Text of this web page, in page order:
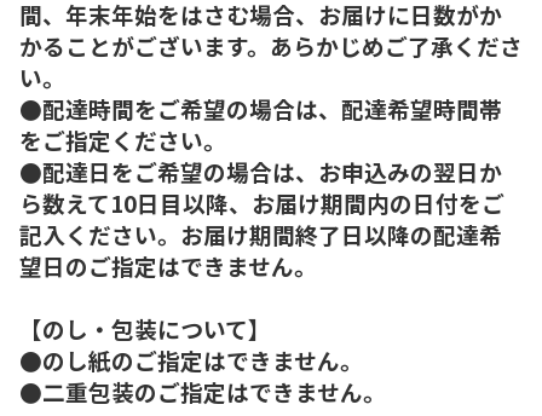
間、年末年始をはさむ場合、お届けに日数がか
かることがございます。あらかじめご了承くださ
い。
●配達時間をご希望の場合は、配達希望時間帯
をご指定ください。
●配達日をご希望の場合は、お申込みの翌日か
ら数えて10日目以降、お届け期間内の日付をご
記入ください。お届け期間終了日以降の配達希
望日のご指定はできません。
【のし・包装について】
●のし紙のご指定はできません。
●二重包装のご指定はできません。